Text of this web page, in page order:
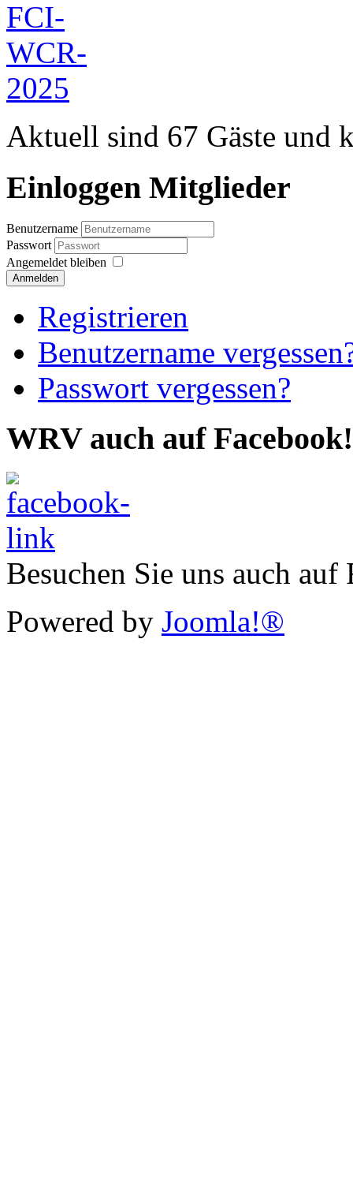
Aktuell sind 67 Gäste und
Einloggen Mitglieder
Benutzername
Passwort
Angemeldet bleiben
Anmelden
Registrieren
Benutzername
Passwort vergessen?
WRV auch auf Facebook!
Besuchen Sie uns auch auf
Powered by Joomla!®